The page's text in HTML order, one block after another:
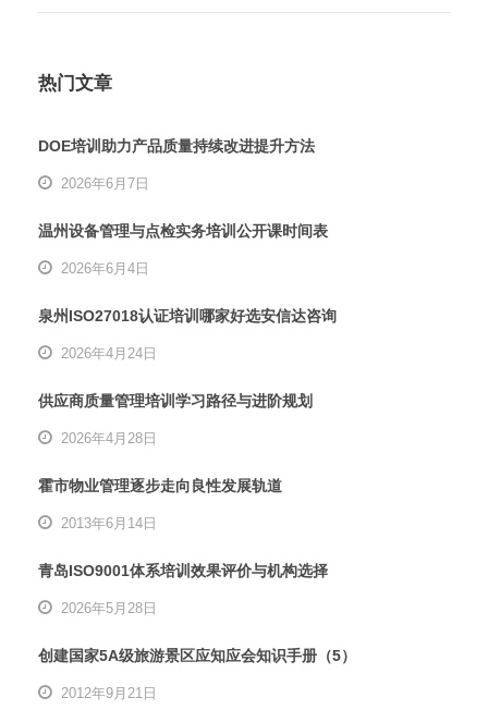
热门文章
DOE培训助力产品质量持续改进提升方法
2026年6月7日
温州设备管理与点检实务培训公开课时间表
2026年6月4日
泉州ISO27018认证培训哪家好选安信达咨询
2026年4月24日
供应商质量管理培训学习路径与进阶规划
2026年4月28日
霍市物业管理逐步走向良性发展轨道
2013年6月14日
青岛ISO9001体系培训效果评价与机构选择
2026年5月28日
创建国家5A级旅游景区应知应会知识手册（5）
2012年9月21日